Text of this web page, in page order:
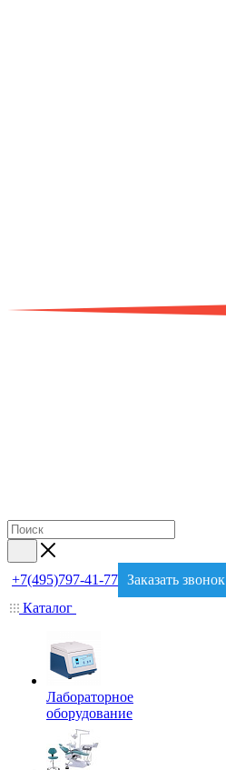
+7(495)797-41-77 Заказать звонок
Каталог
Лабораторное
оборудование